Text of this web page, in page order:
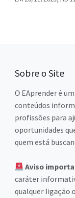
Sobre o Site
O EAprender é
conteúdos
profissões para
oportunidades
quem está
Aviso
caráter
qualquer ligação